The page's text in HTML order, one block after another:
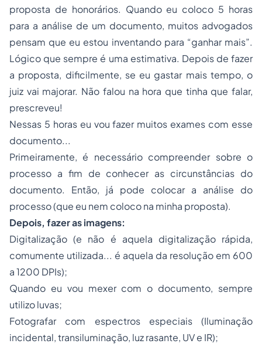
proposta de honorários. Quando eu coloco 5 horas
para a análise de um documento, muitos advogados
pensam que eu estou inventando para “ganhar mais”.
Lógico que sempre é uma estimativa. Depois de fazer
a proposta, dificilmente, se eu gastar mais tempo, o
juiz vai majorar. Não falou na hora que tinha que falar,
prescreveu!
Nessas 5 horas eu vou fazer muitos exames com esse
documento...
Primeiramente, é necessário compreender sobre o
processo a fim de conhecer as circunstâncias do
documento. Então, já pode colocar a análise do
processo (que eu nem coloco na minha proposta).
Depois, fazer as imagens:
Digitalização (e não é aquela digitalização rápida,
comumente utilizada... é aquela da resolução em 600
a 1200 DPIs);
Quando eu vou mexer com o documento, sempre
utilizo luvas;
Fotografar com espectros especiais (Iluminação
incidental, transiluminação, luz rasante, UV e IR);